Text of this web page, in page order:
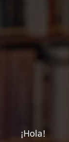
¡Hola!